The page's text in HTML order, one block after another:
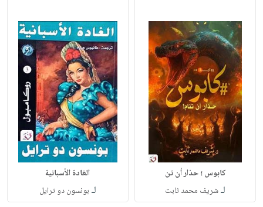
كابوس ؛ حذار أن تن
لـشريف محمد ثابت
الغادة الأسبانية
لـ بونسون دو ترايل